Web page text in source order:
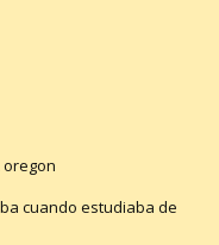
cuando estudiaba de